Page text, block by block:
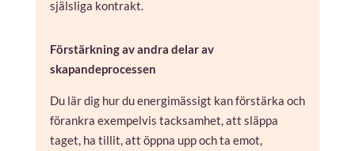
själsliga kontrakt.
Förstärkning av andra delar av
skapandeprocessen
Du lär dig hur du energimässigt kan förstärka och
förankra exempelvis tacksamhet, att släppa
taget, ha tillit, att öppna upp och ta emot,